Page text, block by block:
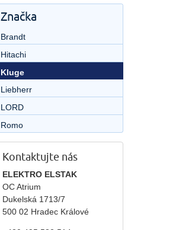
Značka
Brandt
Hitachi
Kluge
Liebherr
LORD
Romo
Kontaktujte nás
ELEKTRO ELSTAK
OC Atrium
Dukelská 1713/7
500 02 Hradec Králové